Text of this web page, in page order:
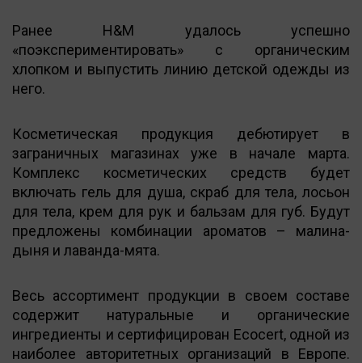
Ранее H&M удалось успешно
«поэкспериментировать» с органическим
хлопком и выпустить линию детской одежды из
него.
Косметическая продукция дебютирует в
заграничных магазинах уже в начале марта.
Комплекс косметических средств будет
включать гель для душа, скраб для тела, лосьон
для тела, крем для рук и бальзам для губ. Будут
предложены комбинации ароматов – малина-
дыня и лаванда-мята.
Весь ассортимент продукции в своем составе
содержит натуральные и органические
ингредиенты и сертифицирован Ecocert, одной из
наиболее авторитетных организаций в Европе.